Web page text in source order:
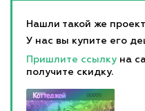
Нашли такой же
У нас вы купите его
Пришлите ссылку на
получите скидку.